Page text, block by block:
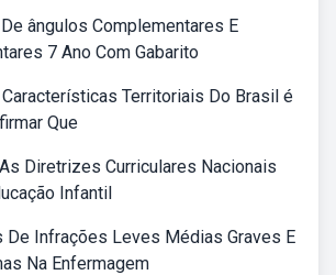
ângulos Complementares E
7 Ano Com Gabarito
Territoriais Do Brasil é
Que
Diretrizes Curriculares Nacionais
Infantil
De Infrações Leves Médias Graves E
Na Enfermagem